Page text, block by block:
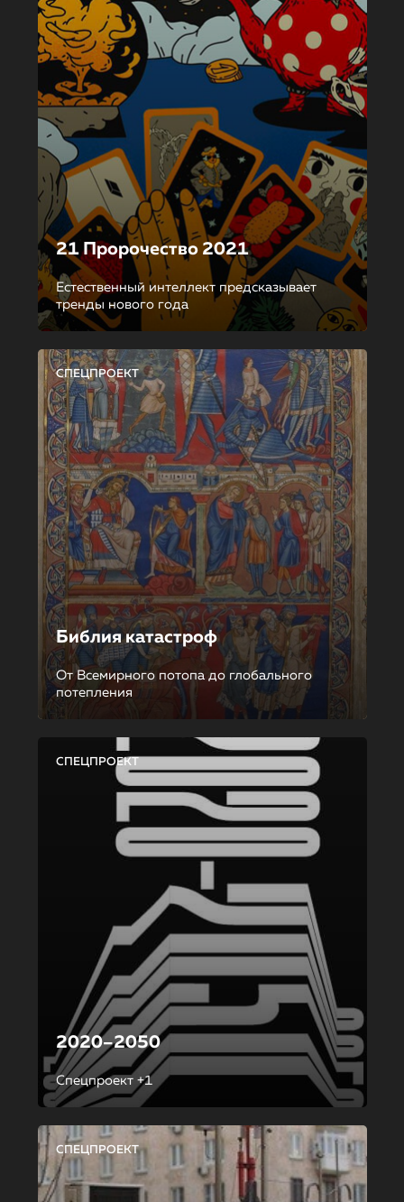
21 Пророчество 2021
Естественный интеллект предсказывает
тренды нового года
СПЕЦПРОЕКТ
Библия катастроф
От Всемирного потопа до глобального
потепления
СПЕЦПРОЕКТ
2020–2050
Спецпроект +1
СПЕЦПРОЕКТ